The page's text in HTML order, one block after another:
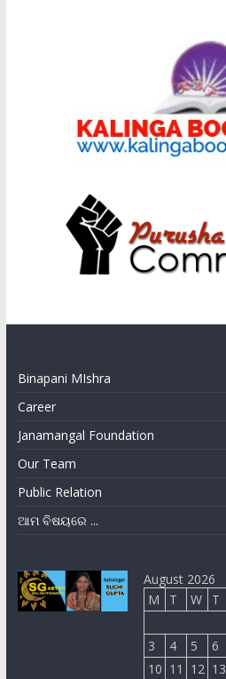
Binapani MIshra
Career
Janamangal Foundation
Our Team
Public Relation
ଆମ ବିଷୟରେ ...
August 2026
M
T W T
3
4 5 6
10 11 12 13